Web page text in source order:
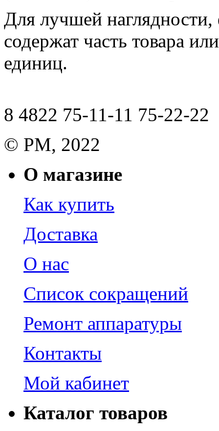
Для лучшей наглядности,
содержат часть товара
единиц.
8 4822 75-11-11 75-22-22
© РМ, 2022
О магазине
Как купить
Доставка
О нас
Список сокращений
Ремонт аппаратуры
Контакты
Мой кабинет
Каталог товаров